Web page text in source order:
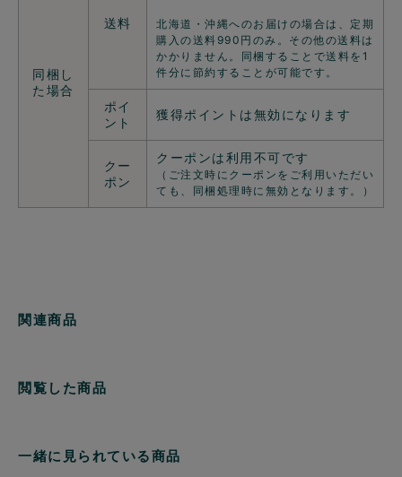
同梱し
た場合
送料
北海道・沖縄へのお届けの場合は、定期
購入の送料990円のみ。その他の送料は
かかりません。同梱することで送料を1
件分に節約することが可能です。
ポイ
ント
獲得ポイントは無効になります
クー
ポン
クーポンは利用不可です
（ご注文時にクーポンをご利用いただい
ても、同梱処理時に無効となります。）
関連商品
閲覧した商品
一緒に見られている商品